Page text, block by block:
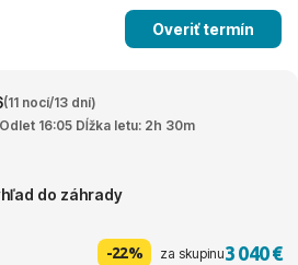
Overiť termín
(11 nocí/13 dní)
Odlet 16:05 Dĺžka letu: 2h 30m
do záhrady
-22% za skupinu3 040 €